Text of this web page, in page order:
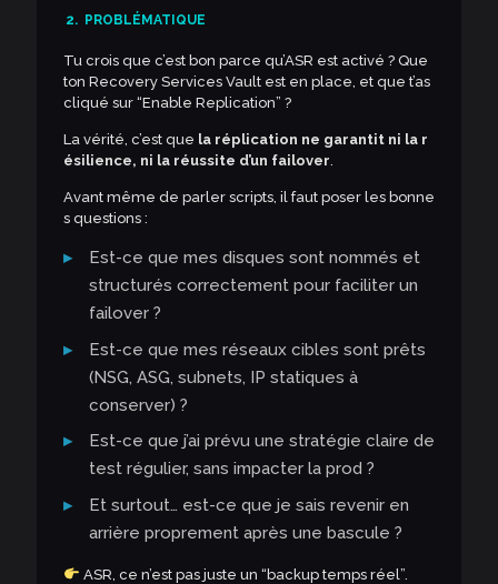
2. PROBLÉMATIQUE
Tu crois que c’est bon parce qu’ASR est activé ? Que
ton Recovery Services Vault est en place, et que t’as
cliqué sur “Enable Replication” ?
La vérité, c’est que la réplication ne garantit ni la r
ésilience, ni la réussite d’un failover.
Avant même de parler scripts, il faut poser les bonne
s questions :
Est-ce que mes disques sont nommés et
structurés correctement pour faciliter un
failover ?
Est-ce que mes réseaux cibles sont prêts
(NSG, ASG, subnets, IP statiques à
conserver) ?
Est-ce que j’ai prévu une stratégie claire de
test régulier, sans impacter la prod ?
Et surtout… est-ce que je sais revenir en
arrière proprement après une bascule ?
ASR, ce n’est pas juste un “backup temps réel”.